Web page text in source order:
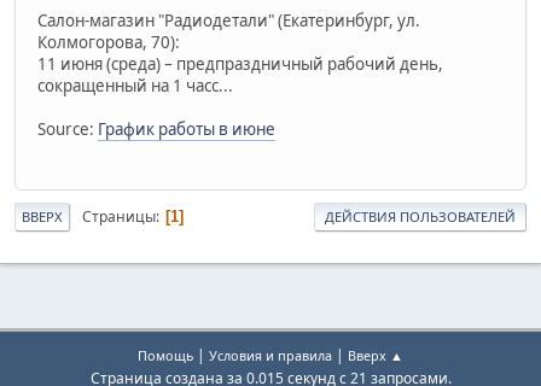
Салон-магазин "Радиодетали" (Екатеринбург, ул.
Колмогорова, 70):
11 июня (среда) – предпраздничный рабочий день,
сокращенный на 1 часс...
Source: График работы в июне
ВВЕРХ Страницы 1 ДЕЙСТВИЯ ПОЛЬЗОВАТЕЛЕЙ
Помощь Условия и правила Вверх ▲
Страница создана за 0.015 секунд с 21 запросами.